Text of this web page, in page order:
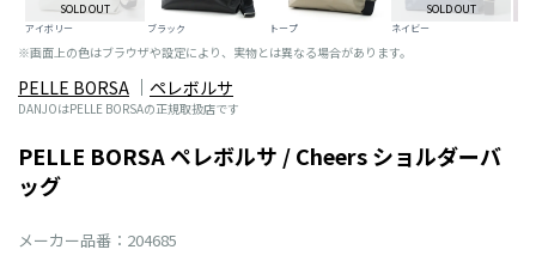
SOLD OUT
アイボリー ブラック トープ
SOLD OUT
ネイビー
※画面上の色はブラウザや設定により、実物とは異なる場合があります。
PELLE BORSA ペレボルサ
DANJOはPELLE BORSAの正規取扱店です
PELLE BORSA ペレボルサ / Cheers ショルダーバ
ッグ
メーカー品番：204685